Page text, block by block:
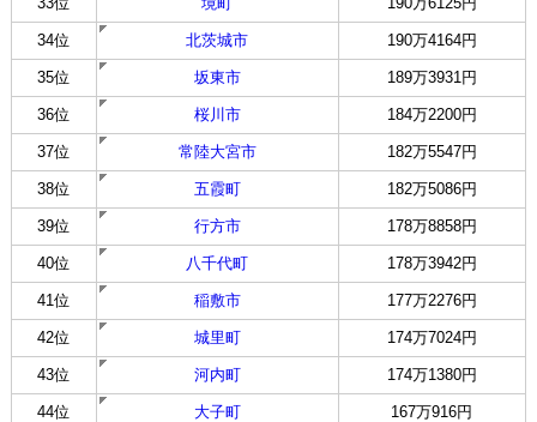
34位 北茨城市 190万4164円
35位 坂東市 189万3931円
36位 桜川市 184万2200円
37位 常陸大宮市 182万5547円
38位 五霞町 182万5086円
39位 行方市 178万8858円
40位 八千代町 178万3942円
41位 稲敷市 177万2276円
42位 城里町 174万7024円
43位 河内町 174万1380円
44位 大子町 167万916円